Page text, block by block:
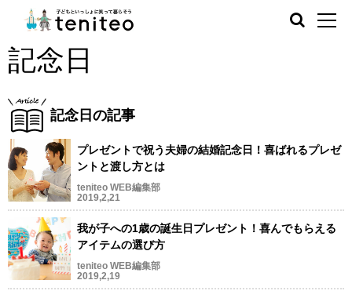
記念日
記念日の記事
プレゼントで祝う夫婦の結婚記念日！喜ばれるプレゼ
ントと渡し方とは
teniteo WEB編集部
2019,2,21
我が子への1歳の誕生日プレゼント！喜んでもらえる
アイテムの選び方
teniteo WEB編集部
2019,2,19